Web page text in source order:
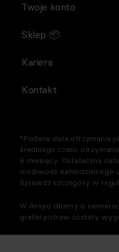
Twoje konto
Sklep 📦
Kariera
Kontakt
*Podana data otrzymania
średniego czasu
6 miesięcy. Ostateczna
możliwość samodzielnego
Sprawdź szczegóły w
W Respo dbamy o
grafiki potraw zostały